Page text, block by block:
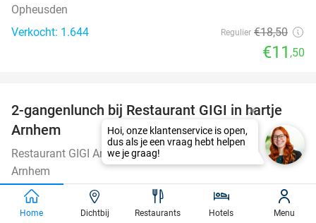
Opheusden
Verkocht: 1.644
Regulier €18,50
€11 ,50
43%
2-gangenlunch bij Restaurant GIGI in hartje
Arnhem
Restaurant GIGI Arnhem 9.0star
Arnhem
Verkocht: 98
€22
€12,50
Home Dichtbij Restaurants Hotels Menu